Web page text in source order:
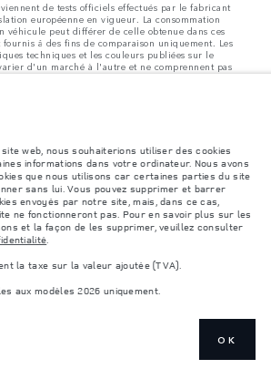
de tests officiels effectués par le fabricant
européenne en vigueur. La consommation
véhicule peut différer de celle obtenue dans ces
fournis å des fins de comparaison uniquement. Les
techniques et les couleurs publiées sur le
d'un marché à l'autre et ne comprennent pas
éléments montés après le point de fabrication
par essieu et la charge utile ne sont pas
des accessoires, des occupants, des liquides
les images et les spécifications.
affecte actuellement les spécifications de
la disponibilité des options et les délais de
s’avère très fluctuante, et par conséquent, les
sur le site Web peuvent ne pas refléter
les finitions et les combinaisons de couleurs.
un choix éclairé
web, nous souhaiterions utiliser des cookies
informations dans votre ordinateur. Nous avons
que nous utilisons car certaines parties du site
sans lui. Vous pouvez supprimer et barrer
envoyés par notre site, mais, dans ce cas,
ne fonctionneront pas. Pour en savoir plus sur les
et la façon de les supprimer, veuillez consulter
.
la taxe sur la valeur ajoutée (TVA).
aux modèles 2026 uniquement.
OK